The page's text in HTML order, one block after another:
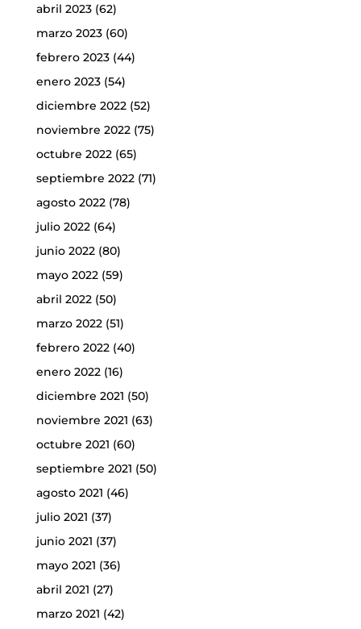
abril 2023(62)
marzo 2023(60)
febrero 2023(44)
enero 2023(54)
diciembre 2022(52)
noviembre 2022(75)
octubre 2022(65)
septiembre 2022(71)
agosto 2022(78)
julio 2022(64)
junio 2022(80)
mayo 2022(59)
abril 2022(50)
marzo 2022(51)
febrero 2022(40)
enero 2022(16)
diciembre 2021 (50)
noviembre 2021 (63)
octubre 2021 (60)
septiembre 2021 (50)
agosto 2021 (46)
julio 2021 (37)
junio 2021 (37)
mayo 2021 (36)
abril 2021 (27)
marzo 2021 (42)